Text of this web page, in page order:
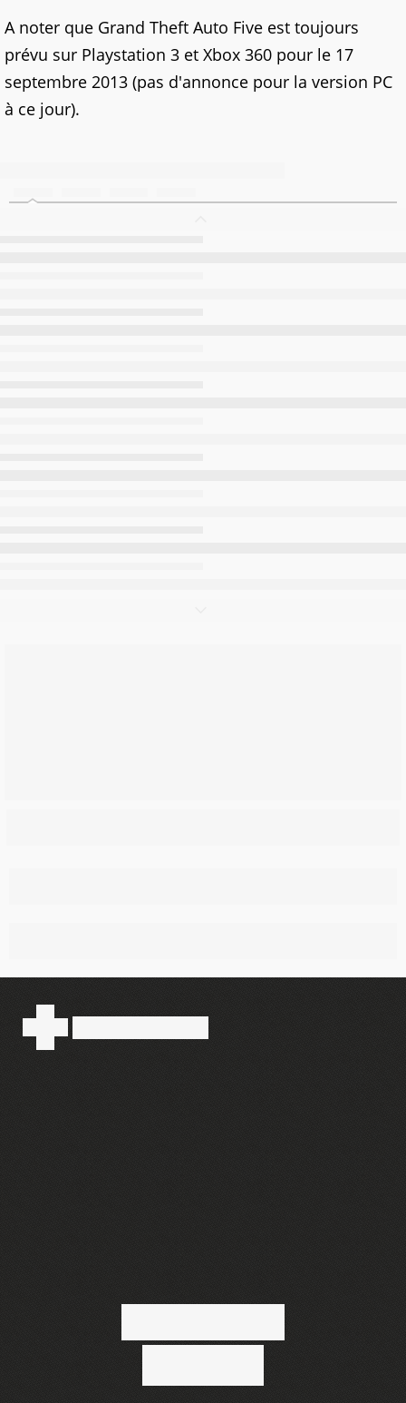
A noter que Grand Theft Auto Five est toujours
prévu sur Playstation 3 et Xbox 360 pour le 17
septembre 2013 (pas d'annonce pour la version PC
à ce jour).